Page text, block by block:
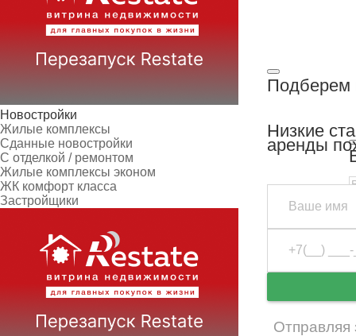
Новостройки
Жилые комплексы
Сданные новостройки
С отделкой / ремонтом
Жилые комплексы эконом
ЖК комфорт класса
Застройщики
Подберем
Низкие
аренды
Отправляя